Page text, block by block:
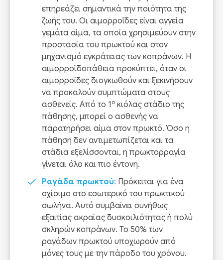
επηρεάζει σημαντικά την ποιότητα της
ζωής του. Οι αιμορροΐδες είναι αγγεία
γεμάτα αίμα, τα οποία χρησιμεύουν στην
προστασία του πρωκτού και στον
μηχανισμό εγκράτειας των κοπράνων. Η
αιμορροϊδοπάθεια προκύπτει, όταν οι
αιμορροΐδες διογκωθούν και ξεκινήσουν
να προκαλούν συμπτώματα στους
ασθενείς. Από το 1 ο κιόλας στάδιο της
πάθησης, μπορεί ο ασθενής να
παρατηρήσει αίμα στον πρωκτό. Όσο η
πάθηση δεν αντιμετωπίζεται και τα
στάδια εξελίσσονται, η πρωκτορραγία
γίνεται όλο και πιο έντονη.
Ραγάδα πρωκτού: Πρόκειται για ένα
σχίσιμο στο εσωτερικό του πρωκτικού
σωλήνα. Αυτό συμβαίνει συνήθως
εξαιτίας ακραίας δυσκοιλιότητας ή πολύ
σκληρών κοπράνων. Το 50% των
ραγάδων πρωκτού υποχωρούν από
μόνες τους με την πάροδο του χρόνου.